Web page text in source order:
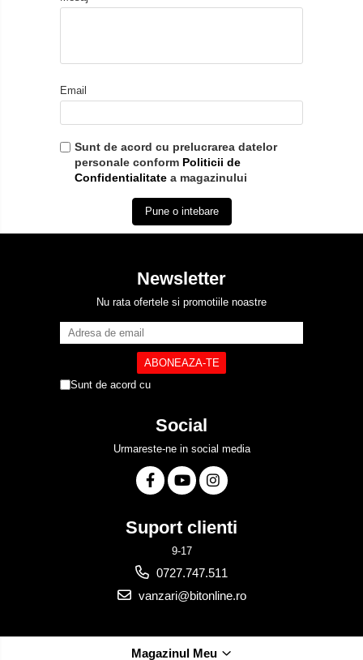
Email
Sunt de acord cu prelucrarea datelor
personale conform Politicii de
Confidentialitate a magazinului
Pune o intebare
Newsletter
Nu rata ofertele si promotiile noastre
Sunt de acord cu
Social
Urmareste-ne in social media
Suport clienti
9-17
0727.747.511
vanzari@bitonline.ro
Magazinul Meu